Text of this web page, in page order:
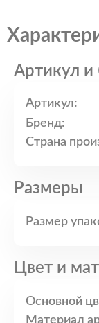
Артикул и
Артикул:
Бренд:
Страна
Размеры
Размер
Цвет и
Основной
Материал